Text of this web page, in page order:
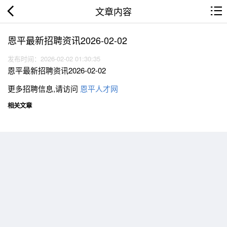
文章内容
恩平最新招聘资讯2026-02-02
发布时间：2026-02-02 01:30:35
恩平最新招聘资讯2026-02-02
更多招聘信息,请访问 恩平人才网
相关文章